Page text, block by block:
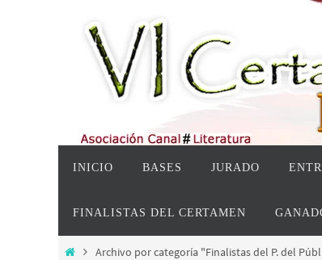
INICIO BASES JURADO
FINALISTAS DEL CERTAMEN
InicioArchivo por categoría "Finalistas del P. del